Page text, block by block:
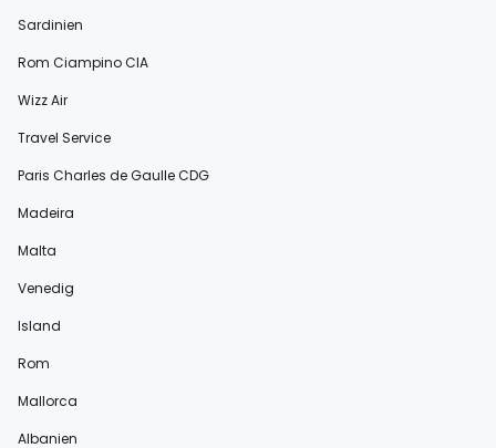
Sardinien
Rom Ciampino CIA
Wizz Air
Travel Service
Paris Charles de Gaulle CDG
Madeira
Malta
Venedig
Island
Rom
Mallorca
Albanien